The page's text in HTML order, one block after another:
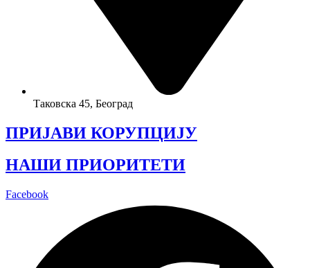
Таковска 45, Београд
ПРИЈАВИ КОРУПЦИЈУ
НАШИ ПРИОРИТЕТИ
Facebook